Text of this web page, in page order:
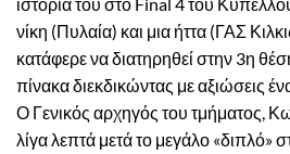
νίκη (Πυλαία) και μια ήττα (ΓΑΣ
κατάφερε να διατηρηθεί στην 3η
πίνακα διεκδικώντας με αξιώσεις
Ο Γενικός αρχηγός του τμήματος,
λίγα λεπτά μετά το μεγάλο «διπλό»